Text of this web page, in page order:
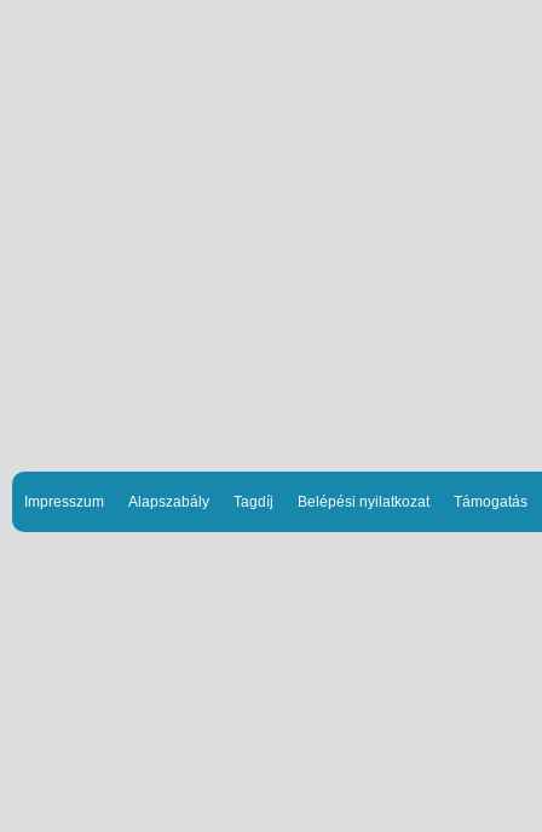
Impresszum Alapszabály Tagdíj Belépési nyilatkozat Támogatás